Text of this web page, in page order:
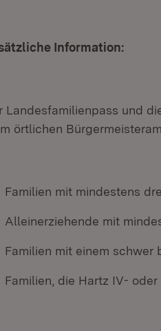
Information:
Landesfamilienpass und
örtlichen
Familien mit mindestens
Alleinerziehende mit
Familien mit einem schwer
Familien, die Hartz IV-